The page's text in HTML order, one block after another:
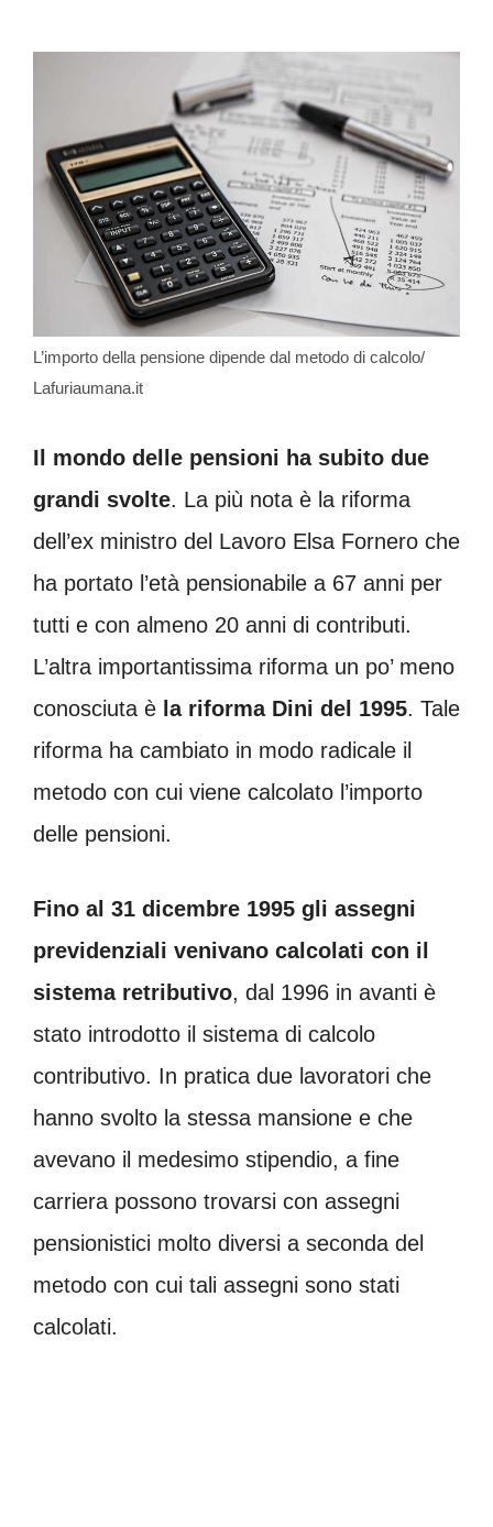
L’importo della pensione dipende dal metodo di calcolo/
Lafuriaumana.it
Il mondo delle pensioni ha subito due
grandi svolte. La più nota è la riforma
dell’ex ministro del Lavoro Elsa Fornero che
ha portato l’età pensionabile a 67 anni per
tutti e con almeno 20 anni di contributi.
L’altra importantissima riforma un po’ meno
conosciuta è la riforma Dini del 1995. Tale
riforma ha cambiato in modo radicale il
metodo con cui viene calcolato l’importo
delle pensioni.
Fino al 31 dicembre 1995 gli assegni
previdenziali venivano calcolati con il
sistema retributivo, dal 1996 in avanti è
stato introdotto il sistema di calcolo
contributivo. In pratica due lavoratori che
hanno svolto la stessa mansione e che
avevano il medesimo stipendio, a fine
carriera possono trovarsi con assegni
pensionistici molto diversi a seconda del
metodo con cui tali assegni sono stati
calcolati.